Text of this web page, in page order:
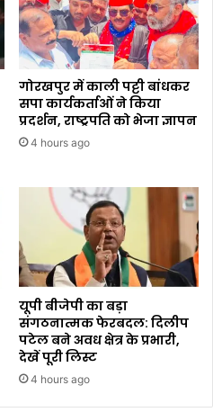
गोरखपुर में काली पट्टी बांधकर
सपा कार्यकर्ताओं ने किया
प्रदर्शन, राष्ट्रपति को भेजा ज्ञापन
4 hours ago
यूपी बीजेपी का बड़ा
संगठनात्मक फेरबदल: दिलीप
पटेल बने अवध क्षेत्र के प्रभारी,
देखें पूरी लिस्ट
4 hours ago